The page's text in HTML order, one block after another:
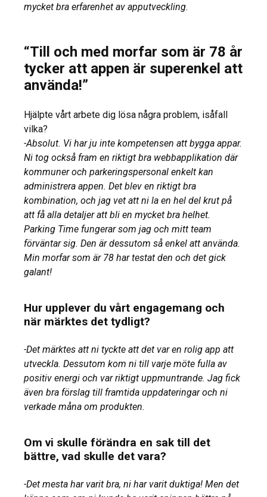
mycket bra erfarenhet av apputveckling.
“Till och med morfar som är 78 år
tycker att appen är superenkel att
använda!”
Hjälpte vårt arbete dig lösa några problem, isåfall
vilka?
-Absolut. Vi har ju inte kompetensen att bygga appar.
Ni tog också fram en riktigt bra webbapplikation där
kommuner och parkeringspersonal enkelt kan
administrera appen. Det blev en riktigt bra
kombination, och jag vet att ni la en hel del krut på
att få alla detaljer att bli en mycket bra helhet.
Parking Time fungerar som jag och mitt team
förväntar sig. Den är dessutom så enkel att använda.
Min morfar som är 78 har testat den och det gick
galant!
Hur upplever du vårt engagemang och
när märktes det tydligt?
-Det märktes att ni tyckte att det var en rolig app att
utveckla. Dessutom kom ni till varje möte fulla av
positiv energi och var riktigt uppmuntrande. Jag fick
även bra förslag till framtida uppdateringar och ni
verkade måna om produkten.
Om vi skulle förändra en sak till det
bättre, vad skulle det vara?
-Det mesta har varit bra, ni har varit duktiga! Men det